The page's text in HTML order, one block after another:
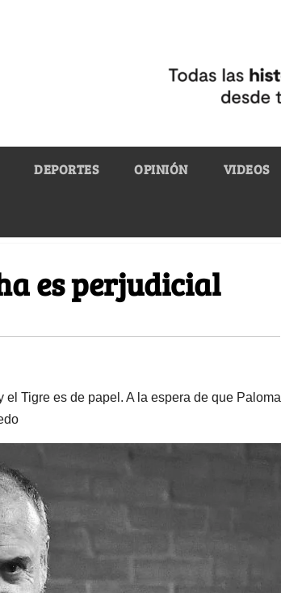
DEPORTES OPINIÓN VIDEOS
es perjudicial
Tigre es de papel. A la espera de que Paloma